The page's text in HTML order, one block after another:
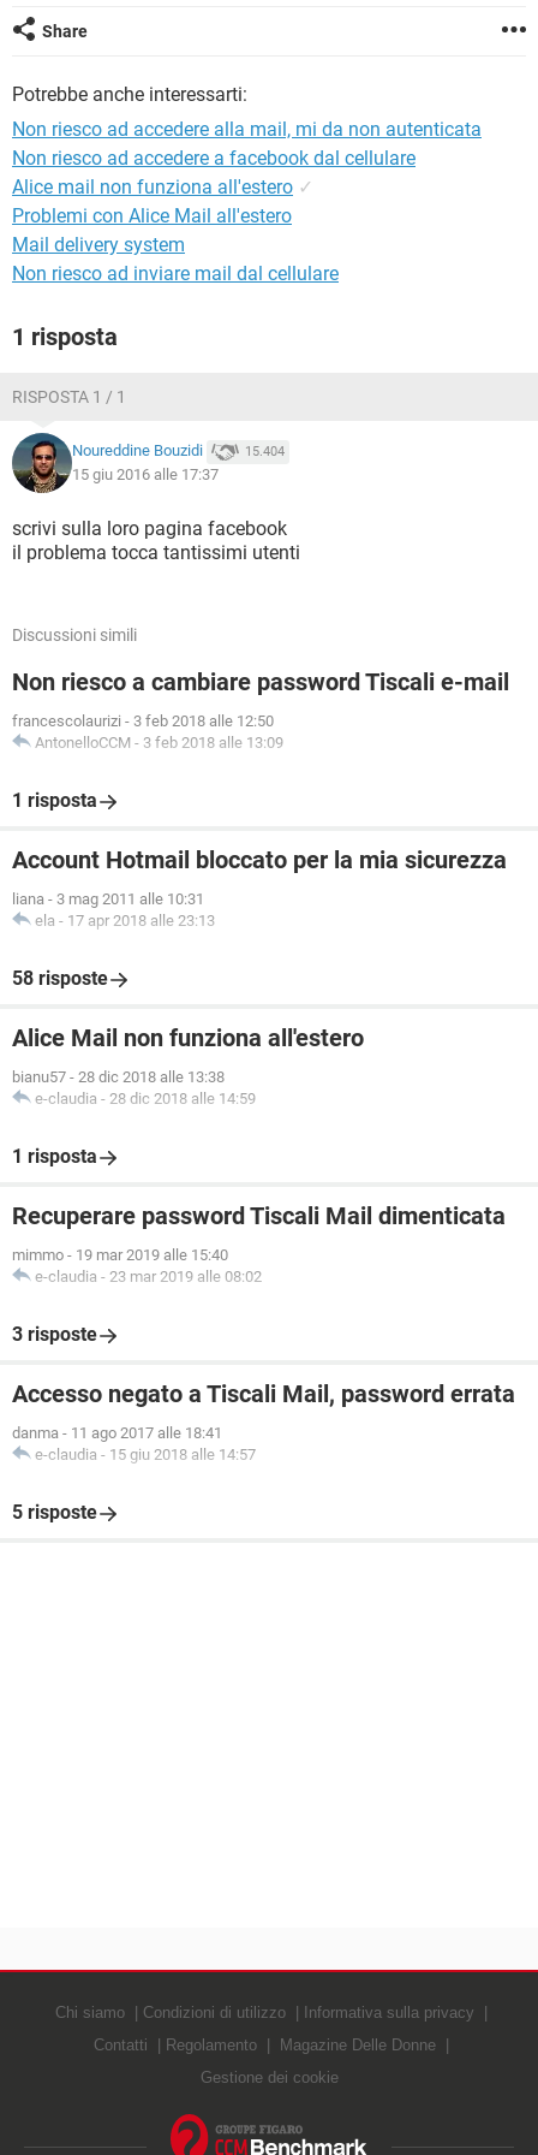
Share
Potrebbe anche interessarti:
Non riesco ad accedere alla mail, mi da non autenticata
Non riesco ad accedere a facebook dal cellulare
Alice mail non funziona all'estero ✓
Problemi con Alice Mail all'estero
Mail delivery system
Non riesco ad inviare mail dal cellulare
1 risposta
RISPOSTA 1 / 1
Noureddine Bouzidi 15.404
15 giu 2016 alle 17:37
scrivi sulla loro pagina facebook
il problema tocca tantissimi utenti
Discussioni simili
Non riesco a cambiare password Tiscali e-mail
francescolaurizi - 3 feb 2018 alle 12:50
AntonelloCCM - 3 feb 2018 alle 13:09
1 risposta
Account Hotmail bloccato per la mia sicurezza
liana - 3 mag 2011 alle 10:31
ela - 17 apr 2018 alle 23:13
58 risposte
Alice Mail non funziona all'estero
bianu57 - 28 dic 2018 alle 13:38
e-claudia - 28 dic 2018 alle 14:59
1 risposta
Recuperare password Tiscali Mail dimenticata
mimmo - 19 mar 2019 alle 15:40
e-claudia - 23 mar 2019 alle 08:02
3 risposte
Accesso negato a Tiscali Mail, password errata
danma - 11 ago 2017 alle 18:41
e-claudia - 15 giu 2018 alle 14:57
5 risposte
Chi siamo Condizioni di utilizzo
Informativa sulla privacy
Contatti
Regolamento
Magazine Delle Donne
Gestione dei cookie